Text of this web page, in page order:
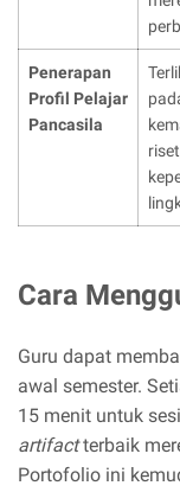
Penerapan
Profil Pelajar
Pancasila
Cara
Guru dapat
awal semester.
15 menit untuk sesi
artifactterbaik
Portofolio ini